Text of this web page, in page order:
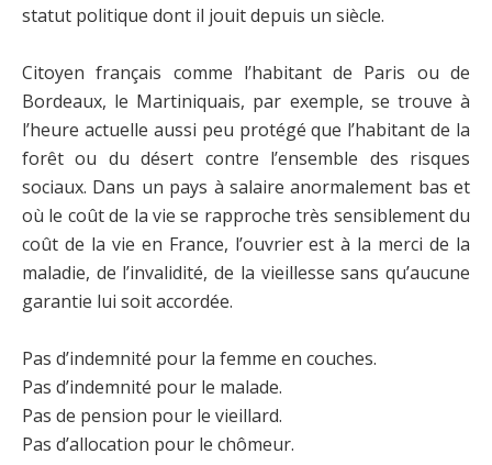
statut politique dont il jouit depuis un siècle.
Citoyen français comme l’habitant de Paris ou de
Bordeaux, le Martiniquais, par exemple, se trouve à
l’heure actuelle aussi peu protégé que l’habitant de la
forêt ou du désert contre l’ensemble des risques
sociaux. Dans un pays à salaire anormalement bas et
où le coût de la vie se rapproche très sensiblement du
coût de la vie en France, l’ouvrier est à la merci de la
maladie, de l’invalidité, de la vieillesse sans qu’aucune
garantie lui soit accordée.
Pas d’indemnité pour la femme en couches.
Pas d’indemnité pour le malade.
Pas de pension pour le vieillard.
Pas d’allocation pour le chômeur.